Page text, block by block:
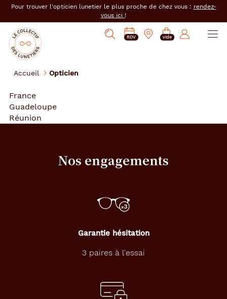
auPour trouver l'opticien lunetier le plus proche de chez vous : rendez-
vous ici !
Opticien
le
collectif
lunetiers
AfficherPRENDRE
RDV
Mon
magasin
Mes
vide
Mon
compte
Ouvrir
menu
Accueil Opticien
France
Guadeloupe
Réunion
Nos engagements
Garantie hésitation
3 paires à l'essai